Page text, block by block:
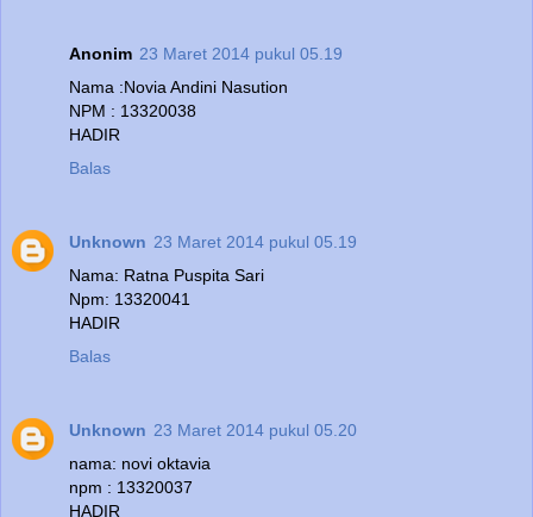
Anonim 23 Maret 2014 pukul 05.19
Nama :Novia Andini Nasution
NPM : 13320038
HADIR
Balas
Unknown 23 Maret 2014 pukul 05.19
Nama: Ratna Puspita Sari
Npm: 13320041
HADIR
Balas
Unknown 23 Maret 2014 pukul 05.20
nama: novi oktavia
npm : 13320037
HADIR